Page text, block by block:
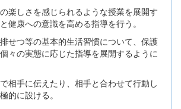
楽しさを感じられるような授業を展開す
健康への意識を高める指導を行う。
せつ等の基本的生活習慣について、保護
々の実態に応じた指導を展開するように
相手に伝えたり、相手と合わせて行動し
的に設ける。